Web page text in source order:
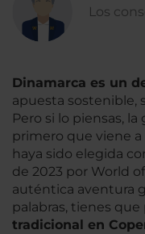
Los
Dinamarca es un
apuesta sostenible,
Pero si lo piensas,
primero que viene
haya sido elegida
de 2023 por World
auténtica aventura
palabras, tienes que
tradicional en